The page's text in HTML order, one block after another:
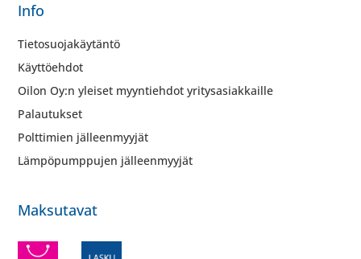
Info
Tietosuojakäytäntö
Käyttöehdot
Oilon Oy:n yleiset myyntiehdot yritysasiakkaille
Palautukset
Polttimien jälleenmyyjät
Lämpöpumppujen jälleenmyyjät
Maksutavat